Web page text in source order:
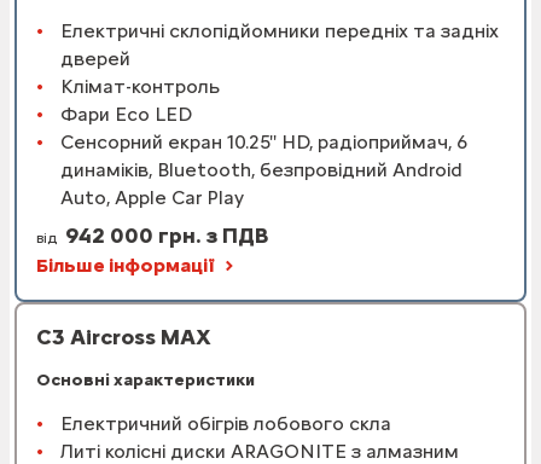
Електричні склопідйомники передніх та задніх
дверей
Клімат-контроль
Фари Eco LED
Сенсорний екран 10.25'' HD, радіоприймач, 6
динаміків, Bluetooth, безпровідний Android
Auto, Apple Car Play
від 942 000 грн. з ПДВ
Більше інформації
C3 Aircross MAX
Основні характеристики
Електричний обігрів лобового скла
Литі колісні диски ARAGONITE з алмазним